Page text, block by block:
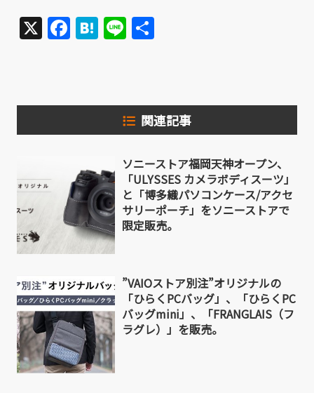
X Facebook
Hatena
Line
関連記事
ソニーストア福岡天神オープン、
「ULYSSES カメラボディスーツ」
と「博多織パソコンケース/アクセ
サリーポーチ」をソニーストアで
限定販売。
”VAIOストア別注”オリジナルの
「ひらくPCバッグ」、「ひらくPC
バッグmini」、「FRANGLAIS（フ
ラグレ）」を販売。